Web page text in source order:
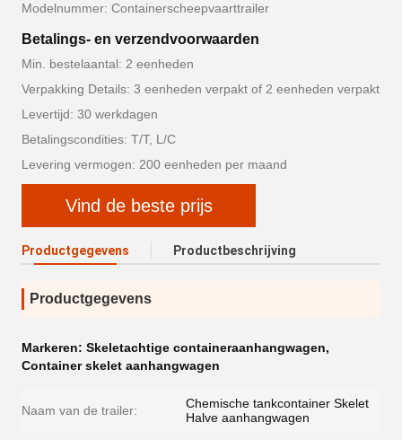
Modelnummer: Containerscheepvaarttrailer
Betalings- en verzendvoorwaarden
Min. bestelaantal: 2 eenheden
Verpakking Details: 3 eenheden verpakt of 2 eenheden verpakt
Levertijd: 30 werkdagen
Betalingscondities: T/T, L/C
Levering vermogen: 200 eenheden per maand
Vind de beste prijs
Productgegevens Productbeschrijving
Productgegevens
Markeren: Skeletachtige containeraanhangwagen,
Container skelet aanhangwagen
Naam van de trailer:
Chemische tankcontainer Skelet
Halve aanhangwagen